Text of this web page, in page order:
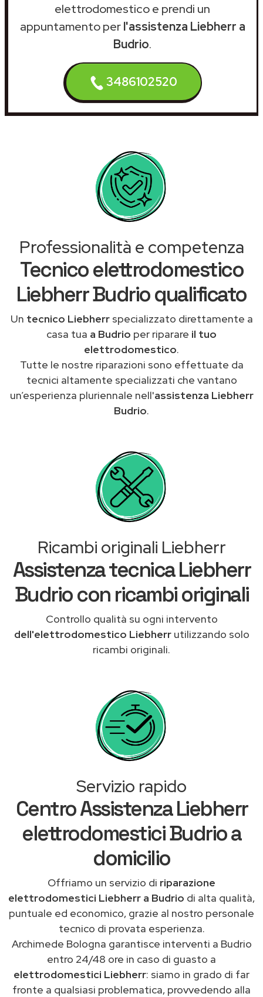
elettrodomestico e prendi un
appuntamento perl'assistenza Liebherr a
Budrio.
3486102520
Professionalità e competenza
Tecnico elettrodomestico
Liebherr Budrio qualificato
Un tecnico Liebherrspecializzato direttamente a
casa tua a Budrio per riparare il tuo
elettrodomestico.
Tutte le nostre riparazioni sono effettuate da
tecnici altamente specializzati che vantano
un’esperienza pluriennale nell'assistenza Liebherr
Budrio.
Ricambi originali Liebherr
Assistenza tecnica Liebherr
Budrio con ricambi originali
Controllo qualità su ogni intervento
dell'elettrodomestico Liebherrutilizzando solo
ricambi originali.
Servizio rapido
Centro Assistenza Liebherr
elettrodomestici Budrio a
domicilio
Offriamo un servizio di riparazione
elettrodomestici Liebherr a Budrio di alta qualità,
puntuale ed economico, grazie al nostro personale
tecnico di provata esperienza.
Archimede Bologna garantisce interventi a Budrio
entro 24/48 ore in caso di guasto a
elettrodomestici Liebherr: siamo in grado di far
fronte a qualsiasi problematica, provvedendo alla